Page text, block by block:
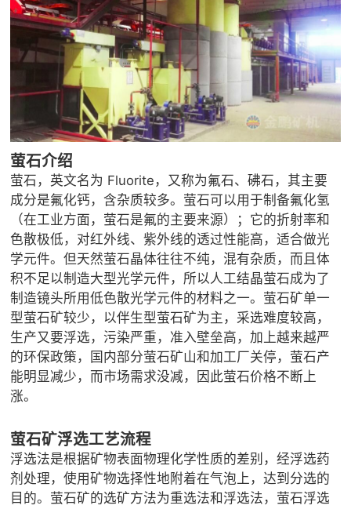
萤石介绍
萤石，英文名为 Fluorite，又称为氟石、砩石，其主要
成分是氟化钙，含杂质较多。萤石可以用于制备氟化氢
（在工业方面，萤石是氟的主要来源）；它的折射率和
色散极低，对红外线、紫外线的透过性能高，适合做光
学元件。但天然萤石晶体往往不纯，混有杂质，而且体
积不足以制造大型光学元件，所以人工结晶萤石成为了
制造镜头所用低色散光学元件的材料之一。萤石矿单一
型萤石矿较少，以伴生型萤石矿为主，采选难度较高，
生产又要浮选，污染严重，准入壁垒高，加上越来越严
的环保政策，国内部分萤石矿山和加工厂关停，萤石产
能明显减少，而市场需求没减，因此萤石价格不断上
涨。
萤石矿浮选工艺流程
浮选法是根据矿物表面物理化学性质的差别，经浮选药
剂处理，使用矿物选择性地附着在气泡上，达到分选的
目的。萤石矿的选矿方法为重选法和浮选法，萤石浮选
 选矿实验室
 关于金鹏
发展历程
企业文化
专家团队
 联系我们